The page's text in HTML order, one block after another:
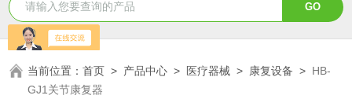
当前位置：首页 > 产品中心 > 医疗器械 > 康复设备 > HB-
GJ1关节康复器